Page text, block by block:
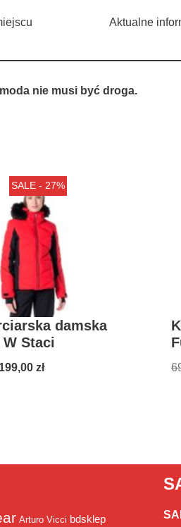
Aktualne
nie musi być droga.
SALE - 27%
damska
Staci
zł
Arturo Vicci bdsklep